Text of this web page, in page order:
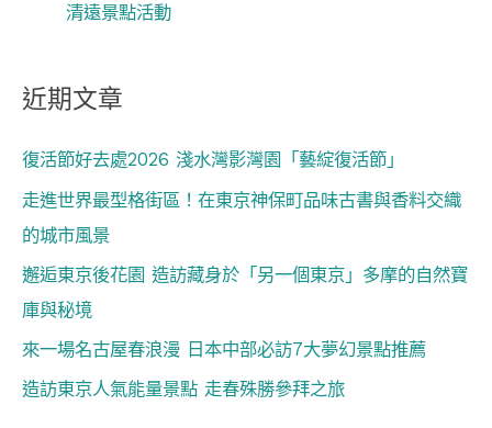
清遠景點活動
近期文章
復活節好去處2026 淺水灣影灣園「藝綻復活節」
走進世界最型格街區！在東京神保町品味古書與香料交織
的城市風景
邂逅東京後花園 造訪藏身於「另一個東京」多摩的自然寶
庫與秘境
來一場名古屋春浪漫 日本中部必訪7大夢幻景點推薦
造訪東京人氣能量景點 走春殊勝參拜之旅